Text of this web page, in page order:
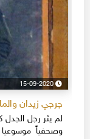
15-09-2020
جرجي زيدان
لم يثر رجل الجدل
وصحفياً موسوعيا